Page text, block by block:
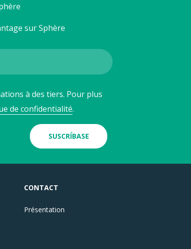
sur Sphère
à des tiers. Pour plus
de confidentialité.
SUSCRÍBASE
CONTACT
Présentation